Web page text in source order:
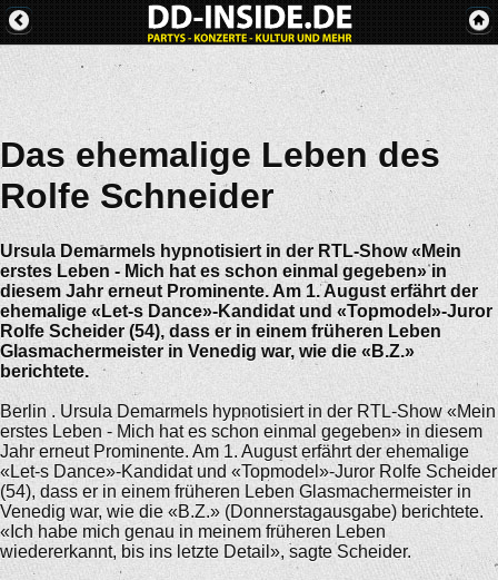
Das ehemalige Leben des
Rolfe Schneider
Ursula Demarmels hypnotisiert in der RTL-Show «Mein
erstes Leben - Mich hat es schon einmal gegeben» in
diesem Jahr erneut Prominente. Am 1. August erfährt der
ehemalige «Let-s Dance»-Kandidat und «Topmodel»-Juror
Rolfe Scheider (54), dass er in einem früheren Leben
Glasmachermeister in Venedig war, wie die «B.Z.»
berichtete.
Berlin . Ursula Demarmels hypnotisiert in der RTL-Show «Mein
erstes Leben - Mich hat es schon einmal gegeben» in diesem
Jahr erneut Prominente. Am 1. August erfährt der ehemalige
«Let-s Dance»-Kandidat und «Topmodel»-Juror Rolfe Scheider
(54), dass er in einem früheren Leben Glasmachermeister in
Venedig war, wie die «B.Z.» (Donnerstagausgabe) berichtete.
«Ich habe mich genau in meinem früheren Leben
wiedererkannt, bis ins letzte Detail», sagte Scheider.